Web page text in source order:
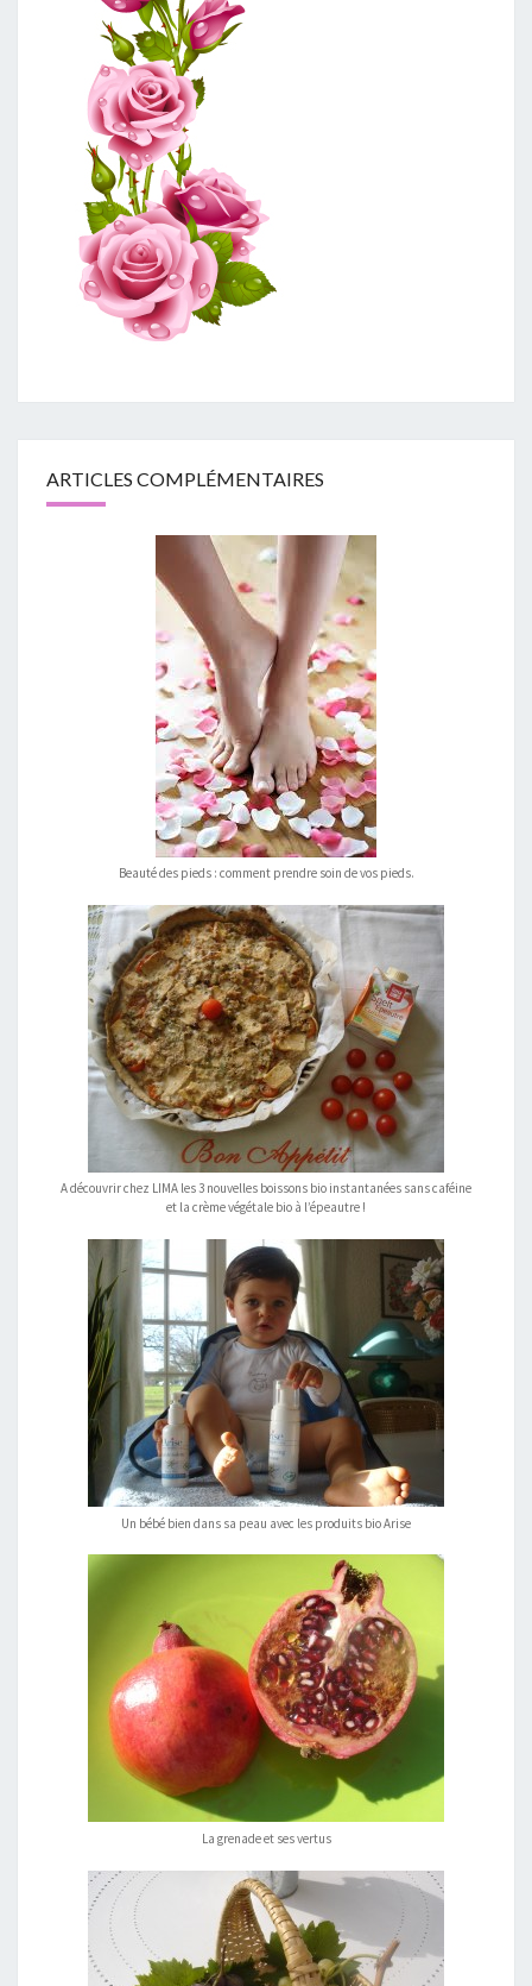
ARTICLES COMPLÉMENTAIRES
Beauté des pieds : comment prendre soin de vos pieds.
A découvrir chez LIMA les 3 nouvelles boissons bio instantanées sans caféine
et la crème végétale bio à l’épeautre !
Un bébé bien dans sa peau avec les produits bio Arise
La grenade et ses vertus